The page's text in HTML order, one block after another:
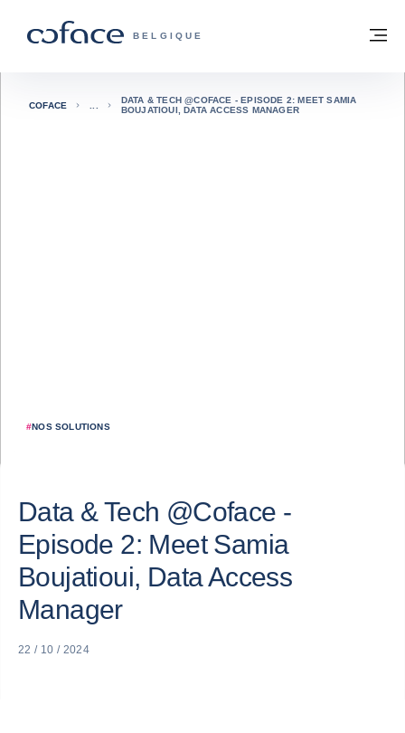
COFACE, FOR TRADE - PAGE
BELGIQUE
Retour à la page d'accueil
#NOS SOLUTIONS
COFACE
DATA & TECH @COFACE - EPISODE 2: MEET SAMIA
BOUJATIOUI, DATA ACCESS MANAGER
Data & Tech @Coface -
Episode 2: Meet Samia
Boujatioui, Data Access
Manager
22 / 10 / 2024